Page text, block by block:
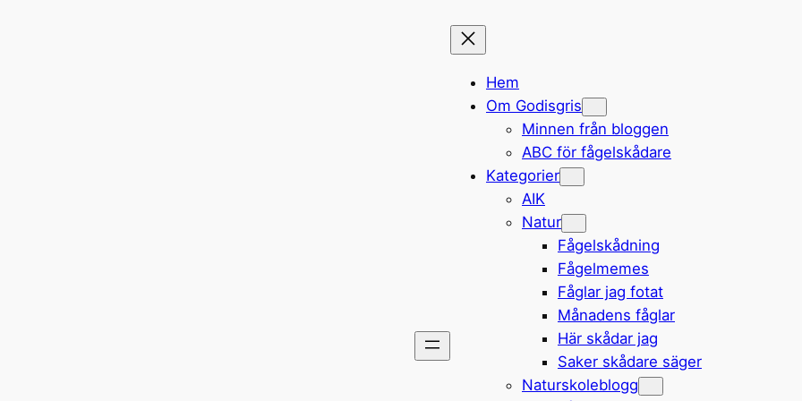
Hem
Om Godisgris
Minnen från bloggen
ABC för fågelskådare
Kategorier
AIK
Natur
Fågelskådning
Fågelmemes
Fåglar jag fotat
Månadens fåglar
Här skådar jag
Saker skådare säger
Naturskoleblogg